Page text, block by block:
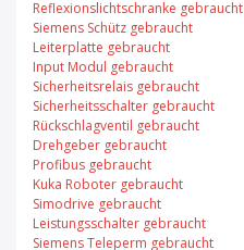
Reflexionslichtschranke gebraucht
Siemens Schütz gebraucht
Leiterplatte gebraucht
Input Modul gebraucht
Sicherheitsrelais gebraucht
Sicherheitsschalter gebraucht
Rückschlagventil gebraucht
Drehgeber gebraucht
Profibus gebraucht
Kuka Roboter gebraucht
Simodrive gebraucht
Leistungsschalter gebraucht
Siemens Teleperm gebraucht